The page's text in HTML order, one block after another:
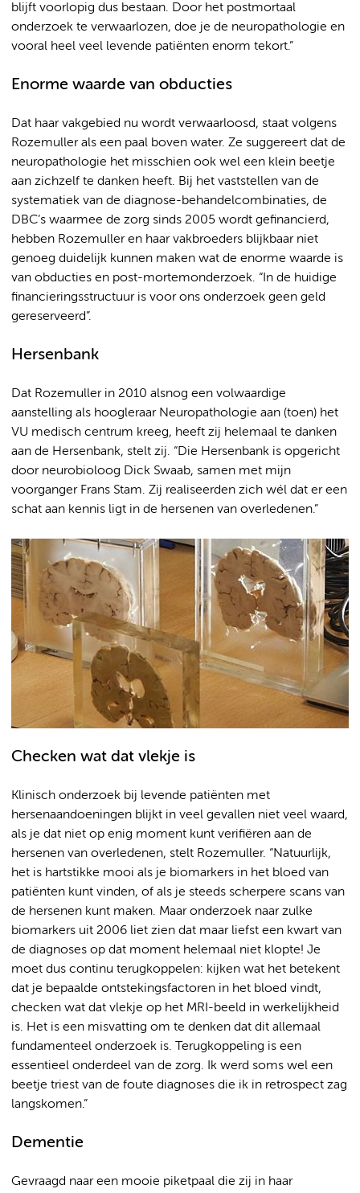
blijft voorlopig dus bestaan. Door het postmortaal
onderzoek te verwaarlozen, doe je de neuropathologie en
vooral heel veel levende patiënten enorm tekort.”
Enorme waarde van obducties
Dat haar vakgebied nu wordt verwaarloosd, staat volgens
Rozemuller als een paal boven water. Ze suggereert dat de
neuropathologie het misschien ook wel een klein beetje
aan zichzelf te danken heeft. Bij het vaststellen van de
systematiek van de diagnose-behandelcombinaties, de
DBC’s waarmee de zorg sinds 2005 wordt gefinancierd,
hebben Rozemuller en haar vakbroeders blijkbaar niet
genoeg duidelijk kunnen maken wat de enorme waarde is
van obducties en post-mortemonderzoek. “In de huidige
financieringsstructuur is voor ons onderzoek geen geld
gereserveerd”.
Hersenbank
Dat Rozemuller in 2010 alsnog een volwaardige
aanstelling als hoogleraar Neuropathologie aan (toen) het
VU medisch centrum kreeg, heeft zij helemaal te danken
aan de Hersenbank, stelt zij. “Die Hersenbank is opgericht
door neurobioloog Dick Swaab, samen met mijn
voorganger Frans Stam. Zij realiseerden zich wél dat er een
schat aan kennis ligt in de hersenen van overledenen.”
Checken wat dat vlekje is
Klinisch onderzoek bij levende patiënten met
hersenaandoeningen blijkt in veel gevallen niet veel waard,
als je dat niet op enig moment kunt verifiëren aan de
hersenen van overledenen, stelt Rozemuller. “Natuurlijk,
het is hartstikke mooi als je biomarkers in het bloed van
patiënten kunt vinden, of als je steeds scherpere scans van
de hersenen kunt maken. Maar onderzoek naar zulke
biomarkers uit 2006 liet zien dat maar liefst een kwart van
de diagnoses op dat moment helemaal niet klopte! Je
moet dus continu terugkoppelen: kijken wat het betekent
dat je bepaalde ontstekingsfactoren in het bloed vindt,
checken wat dat vlekje op het MRI-beeld in werkelijkheid
is. Het is een misvatting om te denken dat dit allemaal
fundamenteel onderzoek is. Terugkoppeling is een
essentieel onderdeel van de zorg. Ik werd soms wel een
beetje triest van de foute diagnoses die ik in retrospect zag
langskomen.”
Dementie
Gevraagd naar een mooie piketpaal die zij in haar